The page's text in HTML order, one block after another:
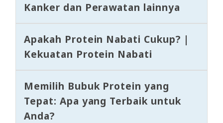
Kanker dan Perawatan lainnya
Apakah Protein Nabati Cukup? |
Kekuatan Protein Nabati
Memilih Bubuk Protein yang
Tepat: Apa yang Terbaik untuk
Anda?